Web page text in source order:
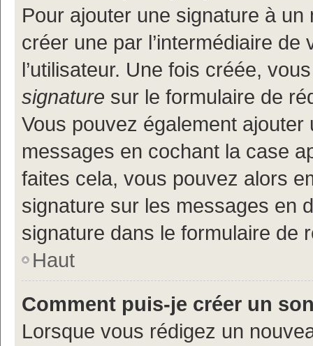
Pour ajouter une signature à
créer une par l’intermédiaire
l’utilisateur. Une fois créée,
signature sur le formulaire de
Vous pouvez également
messages en cochant la case
faites cela, vous pouvez alors
signature sur les messages en
signature dans le formulaire de
Haut
Comment puis-je créer un
Lorsque vous rédigez un